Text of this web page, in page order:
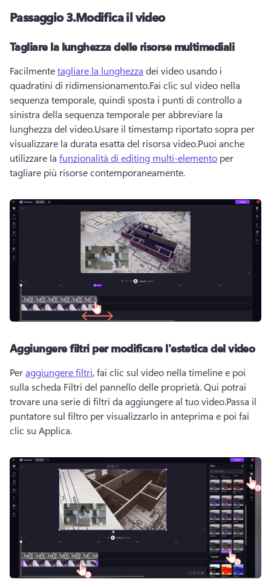
Passaggio 3.Modifica il video
Tagliare la lunghezza delle risorse multimediali
Facilmente tagliare la lunghezza dei video usando i
quadratini di ridimensionamento.Fai clic sul video nella
sequenza temporale, quindi sposta i punti di controllo a
sinistra della sequenza temporale per abbreviare la
lunghezza del video.Usare il timestamp riportato sopra per
visualizzare la durata esatta del risorsa video.Puoi anche
utilizzare la funzionalità di editing multi-elemento per
tagliare più risorse contemporaneamente.
Aggiungere filtri per modificare l'estetica del video
Per aggiungere filtri, fai clic sul video nella timeline e poi
sulla scheda Filtri del pannello delle proprietà. Qui potrai
trovare una serie di filtri da aggiungere al tuo video.Passa il
puntatore sul filtro per visualizzarlo in anteprima e poi fai
clic su Applica.